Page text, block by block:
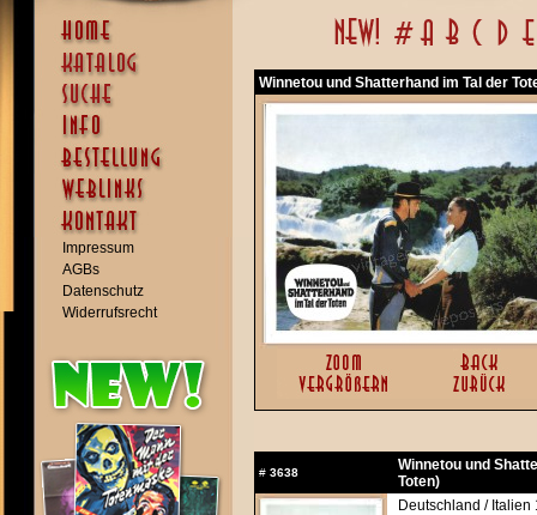
Impressum
AGBs
Datenschutz
Widerrufsrecht
Winnetou und Shatterhand im Tal der
# 3638
Winnetou und
Toten)
Deutschland /